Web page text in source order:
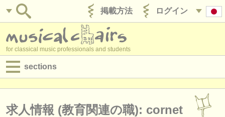
ログイン
掲載方法
for classical music professionals and students
sections
求人情報 (演奏関係の職)
求人情報 (教育関連の職): cornet